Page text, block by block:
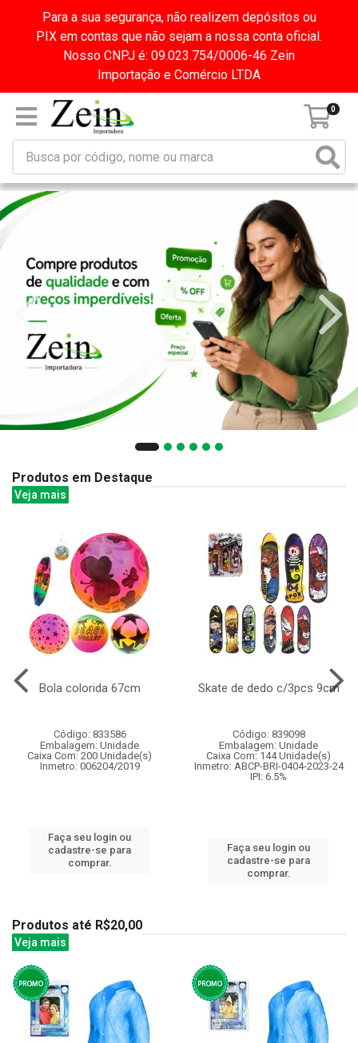
Para a sua segurança, não realizem depósitos ou
PIX em contas que não sejam a nossa conta oficial.
Nosso CNPJ é: 09.023.754/0006-46 Zein
Importação e Comércio LTDA
0
Produtos em Destaque
Veja mais
Bola colorida 67cm
Código: 833586
Embalagem: Unidade
Caixa Com: 200 Unidade(s)
Inmetro: 006204/2019
Faça seu login ou
cadastre-se para
comprar.
Skate de dedo c/3pcs 9cm
Código: 839098
Embalagem: Unidade
Caixa Com: 144 Unidade(s)
Inmetro: ABCP-BRI-0404-2023-24
IPI: 6.5%
Faça seu login ou
cadastre-se para
comprar.
Produtos até R$20,00
Veja mais